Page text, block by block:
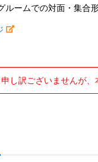
ームでの対面・集合形
申し訳ございませんが、